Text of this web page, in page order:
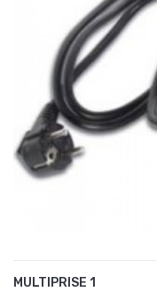
MULTIPRISE 1